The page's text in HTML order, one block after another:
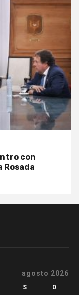
con
Rosada
agosto 2026
S D